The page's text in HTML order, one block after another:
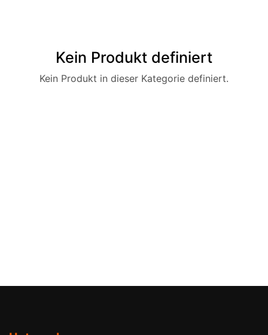
Kein Produkt definiert
Kein Produkt in dieser Kategorie definiert.